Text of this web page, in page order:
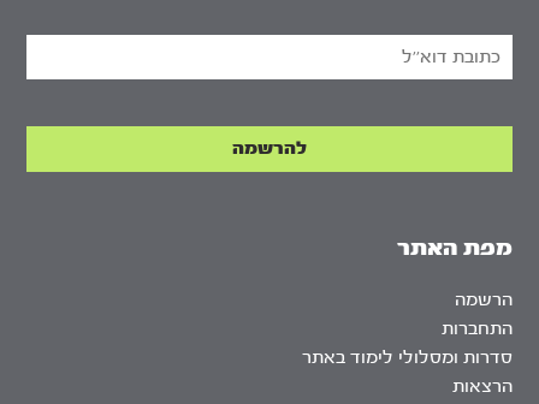
מפת האתר
הרשמה
התחברות
סדרות ומסלולי לימוד באתר
הרצאות